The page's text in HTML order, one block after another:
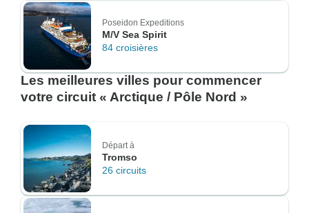
Poseidon Expeditions
M/V Sea Spirit
84 croisières
Les meilleures villes pour commencer
votre circuit « Arctique / Pôle Nord »
Départ à
Tromso
26 circuits